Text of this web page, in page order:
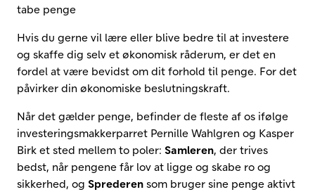
tabe penge
Hvis du gerne vil lære eller blive bedre til at investere
og skaffe dig selv et økonomisk råderum, er det en
fordel at være bevidst om dit forhold til penge. For det
påvirker din økonomiske beslutningskraft.
Når det gælder penge, befinder de fleste af os ifølge
investeringsmakkerparret Pernille Wahlgren og Kasper
Birk et sted mellem to poler: Samleren , der trives
bedst, når pengene får lov at ligge og skabe ro og
sikkerhed, og Sprederen som bruger sine penge aktivt